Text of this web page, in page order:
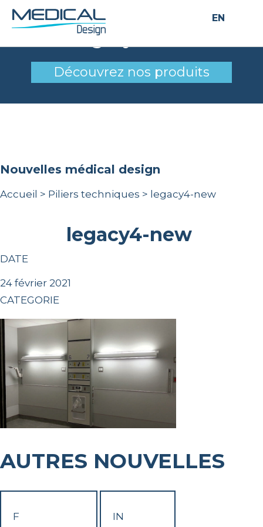
EN
legacy4-new
Découvrez nos produits
nouvelles médical design
Accueil > Piliers techniques > legacy4-new
legacy4-new
DATE
24 février 2021
CATEGORIE
AUTRES NOUVELLES
F IN